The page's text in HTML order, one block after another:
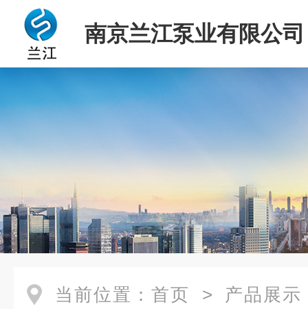
南京兰江泵业有限公司
当前位置： 首页 > 产品展示